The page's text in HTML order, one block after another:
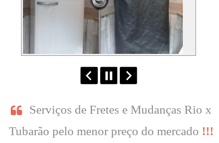
Serviços de Fretes e Mudanças Rio x
Tubarão pelo menor preço do mercado !!!